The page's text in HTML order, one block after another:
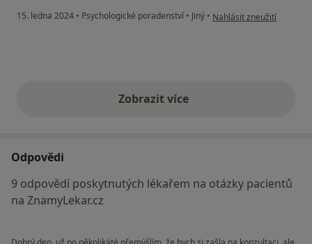
15. ledna 2024 • Psychologické poradenství • Jiný • podle názoru uživatele
Nahlásit zneužití
Zobrazit vícevýše uvedené názory
Odpovědi
9 odpovědí poskytnutých lékařem na otázky pacientů
na ZnamyLekar.cz